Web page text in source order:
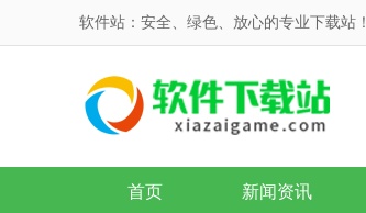
软件站：安全、绿色、放心的专业下载站！
首页 新闻资讯